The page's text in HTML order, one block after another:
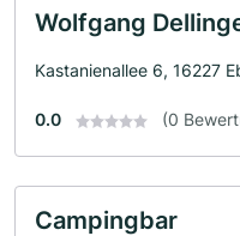
Wolfgang
Kastanienallee 6, 16227
0.0 (0
Campingbar